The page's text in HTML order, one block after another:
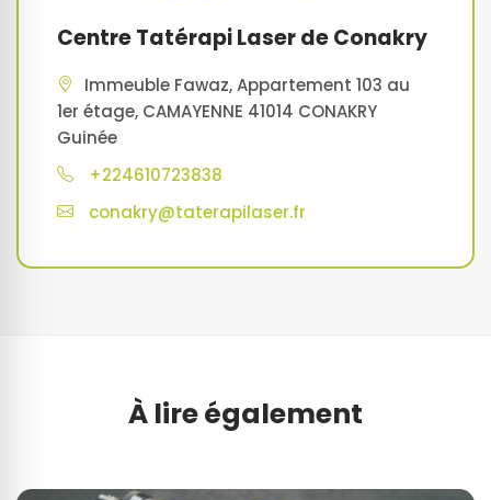
Centre Tatérapi Laser de Conakry
Immeuble Fawaz, Appartement 103 au
1er étage, CAMAYENNE 41014 CONAKRY
Guinée
+224610723838
conakry@taterapilaser.fr
À lire également